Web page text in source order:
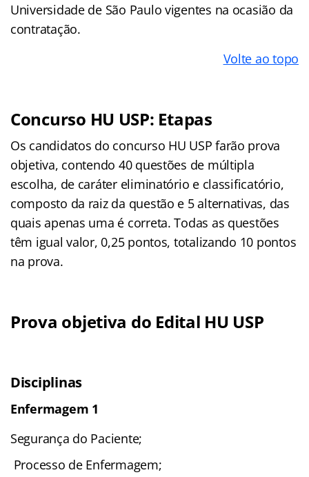
Universidade de São Paulo vigentes na ocasião da
contratação.
Volte ao topo
Concurso HU USP: Etapas
Os candidatos do concurso HU USP farão prova
objetiva, contendo 40 questões de múltipla
escolha, de caráter eliminatório e classificatório,
composto da raiz da questão e 5 alternativas, das
quais apenas uma é correta. Todas as questões
têm igual valor, 0,25 pontos, totalizando 10 pontos
na prova.
Prova objetiva do Edital HU USP
Disciplinas
Enfermagem 1
Segurança do Paciente;
Processo de Enfermagem;